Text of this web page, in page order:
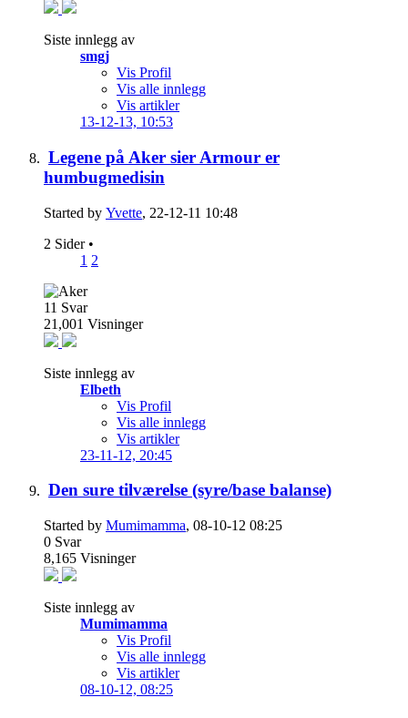
Siste innlegg av
smgj
Vis Profil
Vis alle innlegg
Vis artikler
13-12-13, 10:53
Legene på Aker sier Armour er
humbugmedisin
Started by Yvette, 22-12-11 10:48
2 Sider •
1 2
11 Svar
21,001 Visninger
Siste innlegg av
Elbeth
Vis Profil
Vis alle innlegg
Vis artikler
23-11-12, 20:45
Den sure tilværelse (syre/base balanse)
Started by Mumimamma, 08-10-12 08:25
0 Svar
8,165 Visninger
Siste innlegg av
Mumimamma
Vis Profil
Vis alle innlegg
Vis artikler
08-10-12, 08:25